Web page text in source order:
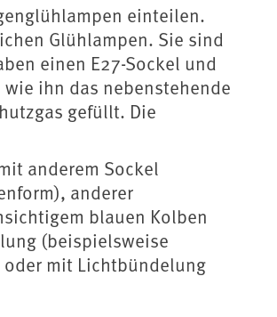
einteilen.
Glühlampen. Sie sind
einen E27-Sockel und
ihn das nebenstehende
gefüllt. Die
anderem Sockel
anderer
blauen Kolben
(beispielsweise
oder mit Lichtbündelung